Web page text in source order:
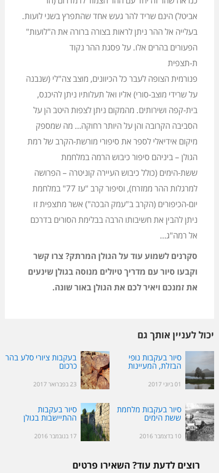
אביטל) הינם שריד להר געש אחד שהתפרץ בשני לועות.
בעלייה אל ההר ניתן לראות בצורה ברורה את ה"לועות"
הפעורים בהרים אלו. על פסגת ההר נקוד
ת-תצפית
פנורמית הצופה לעבר כל הכיוונים, מוצב צה"לי (שנבנה
על שרידי מוצב-סורי) אליו ואל תעלותיו ניתן להיכנס,
בית-קפה ושירותים. מהמקום ניתן לצפות היטב הן על
הסביבה הקרובה והן על היותר רחוקה… מה שמספק
מיקום אידיאלי לספר את סיפורי מורשת-הקרב של רמת
הגולן – ביניהם סיפור כיבוש הרמה במלחמת
ששת-הימים (כולל כיבוש העיירה קוניטרה – הפרושה
למרגלות ההר ממזרח), וסיפור קרב "עז 77" במלחמת
יום-הכיפורים (הקרב ב"עמק הבכה") אשר מתצפית זו
ניתן להבין את חשיבותו הרבה בבלימת הסורים בדרכם
אל רמה"ג…
סקרנים לשמוע עוד על הגולן המרתק? צרו קשר
וקבעו סיור עם מדריך טיולים מנוסה בגולן שינעים
את זמנכם ויאיר לכם את הגולן באור שונה.
יכול לעניין אותך גם
סיור בעקבות נופי
הבזלת, המעיינות
01 ביוני 2017
בעקבות ציורי סלע בהר
כרכום
23 בפברואר 2017
סיור בעקבות מלחמת
ששת הימים
10 בדצמבר 2016
סיור בעקבות
ההתיישבות בגולן
17 בנובמבר 2016
רוצים לדעת עוד? השאירו פרטים